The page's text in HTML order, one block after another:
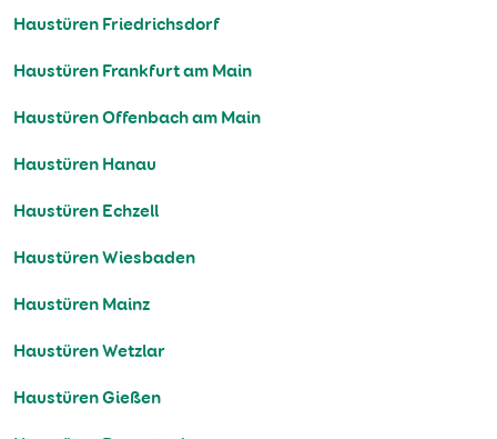
Haustüren Friedrichsdorf
Haustüren Frankfurt am Main
Haustüren Offenbach am Main
Haustüren Hanau
Haustüren Echzell
Haustüren Wiesbaden
Haustüren Mainz
Haustüren Wetzlar
Haustüren Gießen